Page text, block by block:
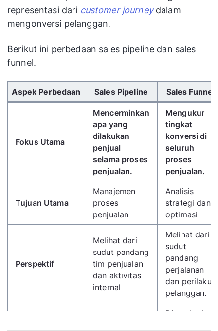
representasi dari customer journey dalam
mengonversi pelanggan.
Berikut ini perbedaan sales pipeline dan sales
funnel.
Gunakan tombol panah kiri/kanan untuk
Aspek Perbedaan Sales Pipeline Sales Funnel
Fokus Utama
Mencerminkan
apa yang
dilakukan
penjual
selama proses
penjualan.
Mengukur
tingkat
konversi di
seluruh
proses
penjualan.
Tujuan Utama
Manajemen
proses
penjualan
Analisis
strategi dan
optimasi
Perspektif
Melihat dari
sudut pandang
tim penjualan
dan aktivitas
internal
Melihat dari
sudut
pandang
perjalanan
dan perilaku
pelanggan.
Digambarkan